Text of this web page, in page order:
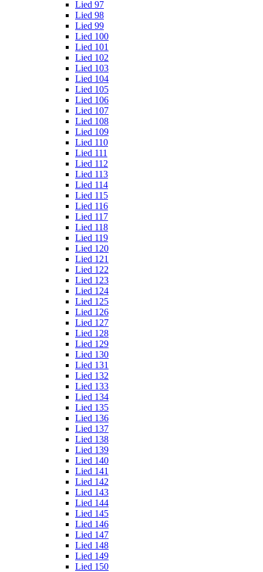
Lied 97
Lied 98
Lied 99
Lied 100
Lied 101
Lied 102
Lied 103
Lied 104
Lied 105
Lied 106
Lied 107
Lied 108
Lied 109
Lied 110
Lied 111
Lied 112
Lied 113
Lied 114
Lied 115
Lied 116
Lied 117
Lied 118
Lied 119
Lied 120
Lied 121
Lied 122
Lied 123
Lied 124
Lied 125
Lied 126
Lied 127
Lied 128
Lied 129
Lied 130
Lied 131
Lied 132
Lied 133
Lied 134
Lied 135
Lied 136
Lied 137
Lied 138
Lied 139
Lied 140
Lied 141
Lied 142
Lied 143
Lied 144
Lied 145
Lied 146
Lied 147
Lied 148
Lied 149
Lied 150